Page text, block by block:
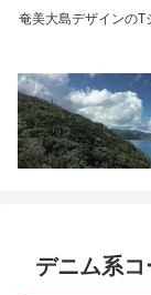
奄美大島デザインのT
デニム系コ